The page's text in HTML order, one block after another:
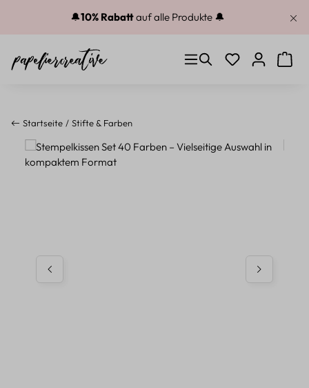
Zum Hauptinhalt springen
🔔10% Rabattauf alle Produkte 🔔
Du hast 0
Startseite Stifte & Farben
Bildergalerie überspringen